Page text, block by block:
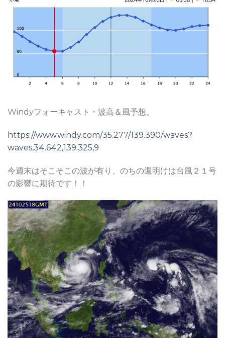
Windyフォーキャスト・波高＆風予想。
https://www.windy.com/35.277/139.390/waves?
waves,34.642,139.325,9
今週末はそこそこの波が有り、のちの週明けは台風２１号
の影響に期待です！！